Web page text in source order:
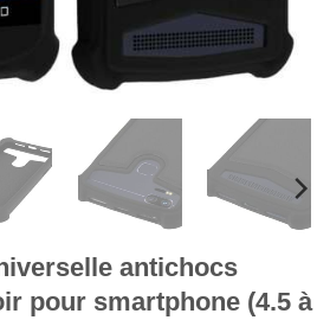
antichocs
pour smartphone (4.5 à